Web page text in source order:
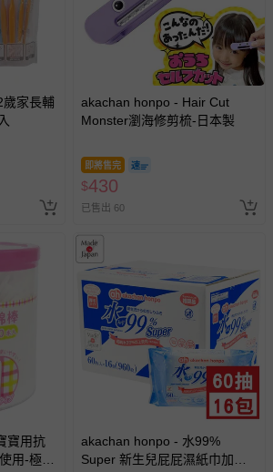
供的運送僅限台灣本島。如您位於離島地
送，或須依據商品需加收離島運費。廠商
權利。離島、偏遠地區、樓層親送等加價
期，可於訂單個人資料內的查詢訂單內，
為主。
依正常流程檢查是否完好，若商品遇瑕疵
換新品或退貨，請見：
、商品訂購與資訊、購物流程、付款方
金的使用、退貨及商品運送方式等有疑
咪愛客服中心。
海外同步代購，遇缺貨即會通知媽咪並協
組合」等錯誤原因，導致無法安排出貨，
通知訂單取消事宜，並將提供適當補
家長輔
akachan honpo - Hair Cut
Monster瀏海修剪梳-日本製
即將售完
$430
已售出 60
寶用抗
用-極細
akachan honpo - 水99%
Super 新生兒屁屁濕紙巾加厚